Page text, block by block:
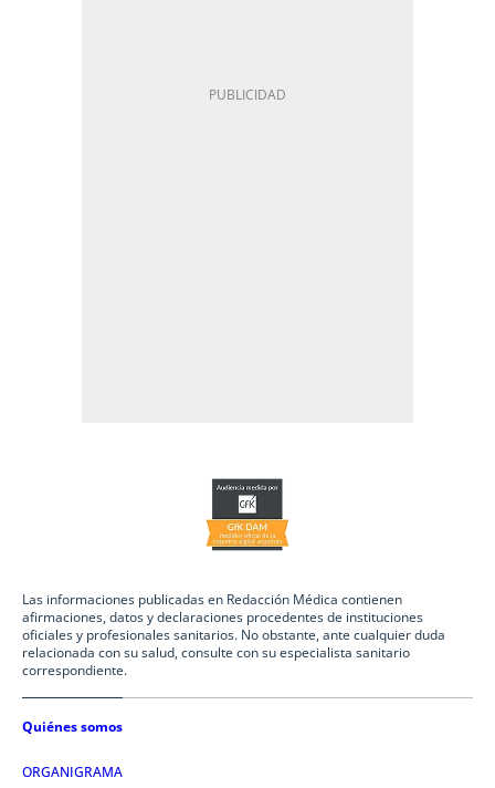
Las informaciones publicadas en Redacción Médica contienen
afirmaciones, datos y declaraciones procedentes de instituciones
oficiales y profesionales sanitarios. No obstante, ante cualquier duda
relacionada con su salud, consulte con su especialista sanitario
correspondiente.
Quiénes somos
ORGANIGRAMA